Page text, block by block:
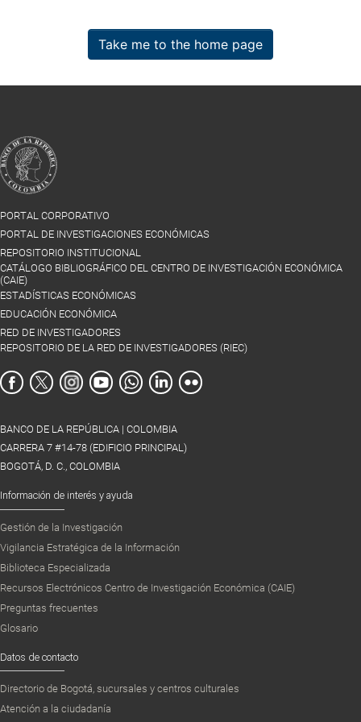
Take me to the home page
PORTAL CORPORATIVO
PORTAL DE INVESTIGACIONES ECONÓMICAS
REPOSITORIO INSTITUCIONAL
CATÁLOGO BIBLIOGRÁFICO DEL CENTRO DE INVESTIGACIÓN ECONÓMICA
(CAIE)
ESTADÍSTICAS ECONÓMICAS
EDUCACIÓN ECONÓMICA
RED DE INVESTIGADORES
REPOSITORIO DE LA RED DE INVESTIGADORES (RIEC)
BANCO DE LA REPÚBLICA | COLOMBIA
CARRERA 7 #14-78 (EDIFICIO PRINCIPAL)
BOGOTÁ, D. C., COLOMBIA
Información de interés y ayuda
Gestión de la Investigación
Vigilancia Estratégica de la Información
Biblioteca Especializada
Recursos Electrónicos Centro de Investigación Económica (CAIE)
Preguntas frecuentes
Glosario
Datos de contacto
Directorio de Bogotá, sucursales y centros culturales
Atención a la ciudadanía